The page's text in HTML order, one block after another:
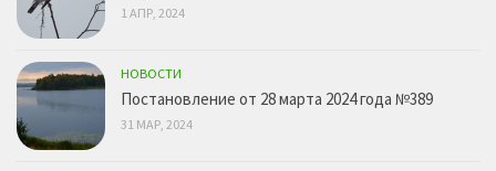
1 АПР, 2024
НОВОСТИ
Постановление от 28 марта 2024 года №389
31 МАР, 2024